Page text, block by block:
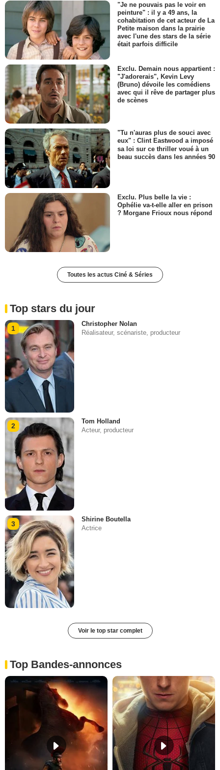
"Je ne pouvais pas le voir en
peinture" : il y a 49 ans, la
cohabitation de cet acteur de La
Petite maison dans la prairie
avec l'une des stars de la série
était parfois difficile
Exclu. Demain nous appartient :
"J'adorerais", Kevin Levy
(Bruno) dévoile les comédiens
avec qui il rêve de partager plus
de scènes
"Tu n'auras plus de souci avec
eux" : Clint Eastwood a imposé
sa loi sur ce thriller voué à un
beau succès dans les années 90
Exclu. Plus belle la vie :
Ophélie va-t-elle aller en prison
? Morgane Frioux nous répond
Toutes les actus Ciné & Séries
Top stars du jour
1
Christopher Nolan
Réalisateur, scénariste, producteur
2
Tom Holland
Acteur, producteur
3
Shirine Boutella
Actrice
Voir le top star complet
Top Bandes-annonces